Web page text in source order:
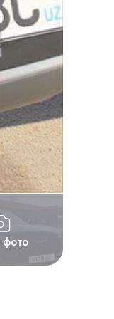
фото